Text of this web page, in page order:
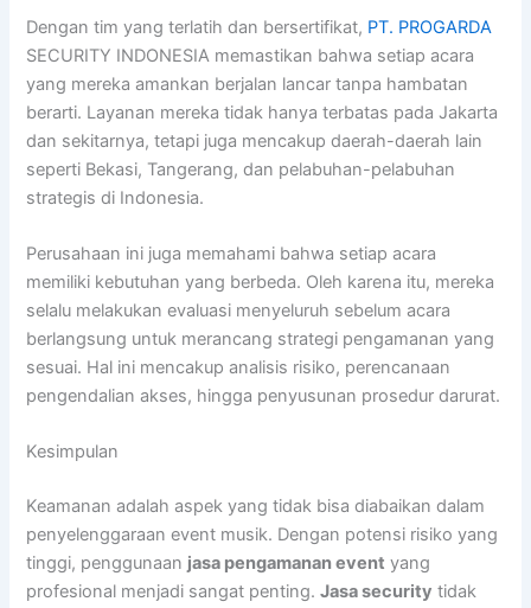
Dengan tim yang terlatih dan bersertifikat, PT. PROGARDA
SECURITY INDONESIA memastikan bahwa setiap acara
yang mereka amankan berjalan lancar tanpa hambatan
berarti. Layanan mereka tidak hanya terbatas pada Jakarta
dan sekitarnya, tetapi juga mencakup daerah-daerah lain
seperti Bekasi, Tangerang, dan pelabuhan-pelabuhan
strategis di Indonesia.
Perusahaan ini juga memahami bahwa setiap acara
memiliki kebutuhan yang berbeda. Oleh karena itu, mereka
selalu melakukan evaluasi menyeluruh sebelum acara
berlangsung untuk merancang strategi pengamanan yang
sesuai. Hal ini mencakup analisis risiko, perencanaan
pengendalian akses, hingga penyusunan prosedur darurat.
Kesimpulan
Keamanan adalah aspek yang tidak bisa diabaikan dalam
penyelenggaraan event musik. Dengan potensi risiko yang
tinggi, penggunaan jasa pengamanan event yang
profesional menjadi sangat penting.Jasa security tidak